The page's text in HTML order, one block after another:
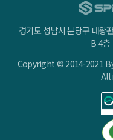
경기도 성남시 분당구 대왕
B 4
Copyright © 2014-2021
All